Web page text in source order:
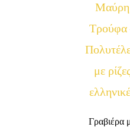
Γραβιέρα